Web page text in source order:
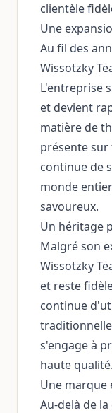
clientèle
Une
Au fil des
Wissotzky
L'entreprise
et devient
matière de
présente
continue de
monde
savoureux.
Un héritage
Malgré son
Wissotzky
et reste
continue
s'engage à
haute qualité.
Une marque
Au-delà de